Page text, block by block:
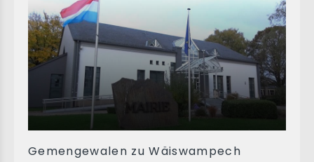
Gemengewalen zu Wäiswampech